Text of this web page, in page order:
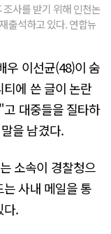
사를 받기 위해 인천논
출석하고 있다. 연합뉴
우 이선균(48)이 숨
에 쓴 글이 논란
대중들을 질타하
을 남겼다.
소속이 경찰청으
사내 메일을 통
다.